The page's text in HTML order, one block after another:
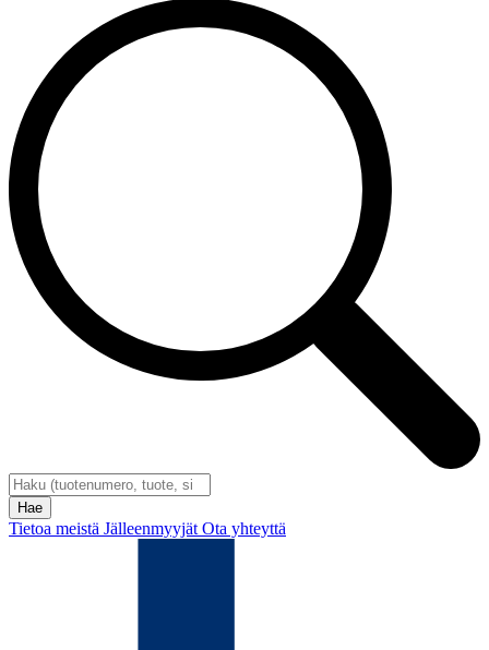
Tietoa meistä Jälleenmyyjät Ota yhteyttä